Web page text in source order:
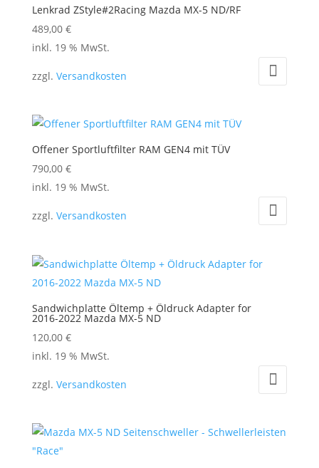
werden
Lenkrad ZStyle#2Racing Mazda MX-5 ND/RF
489,00 €
inkl. 19 % MwSt.
zzgl. Versandkosten
Offener Sportluftfilter RAM GEN4 mit TÜV
790,00 €
inkl. 19 % MwSt.
zzgl. Versandkosten
Sandwichplatte Öltemp + Öldruck Adapter for
2016-2022 Mazda MX-5 ND
120,00 €
inkl. 19 % MwSt.
zzgl. Versandkosten